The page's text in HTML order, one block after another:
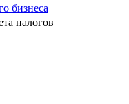
бизнеса
налогов